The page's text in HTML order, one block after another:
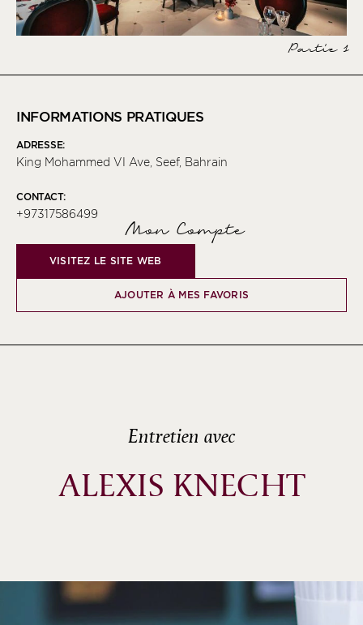
Partie 1
INFORMATIONS PRATIQUES
ADRESSE:
King Mohammed VI Ave, Seef, Bahrain
CONTACT:
+97317586499
Mon Compte
VISITEZ LE SITE WEB
AJOUTER À MES FAVORIS
Entretien avec
ALEXIS KNECHT